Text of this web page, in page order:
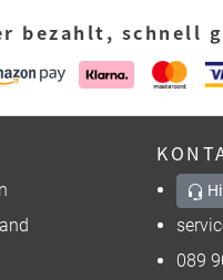
bezahlt, schnell
089